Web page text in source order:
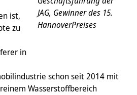
JAG, Gewinner des 15.
HannoverPreises
ist,
zu
in
schon seit 2014 mit
Wasserstoffbereich